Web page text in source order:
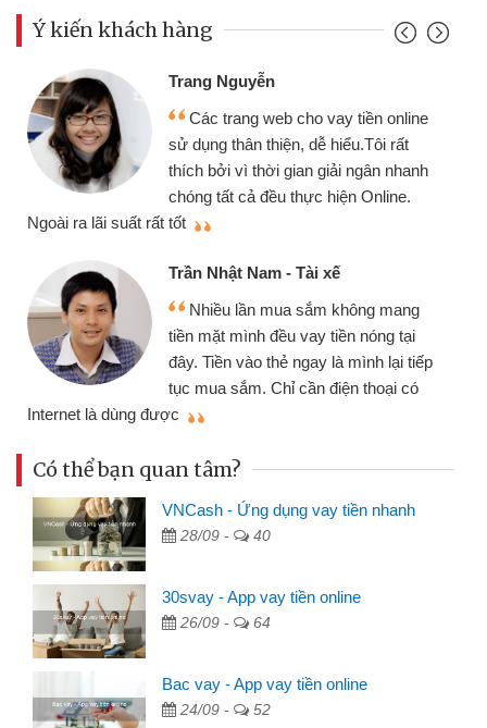
Ý kiến khách hàng
Trang Nguyễn
Các trang web cho vay tiền online
sử dụng thân thiện, dễ hiểu.Tôi rất
thích bởi vì thời gian giải ngân nhanh
chóng tất cả đều thực hiện Online.
Ngoài ra lãi suất rất tốt
Trần Nhật Nam - Tài xế
Nhiều lần mua sắm không mang
tiền mặt mình đều vay tiền nóng tại
đây. Tiền vào thẻ ngay là mình lại tiếp
tục mua sắm. Chỉ cần điện thoại có
Internet là dùng được
Có thể bạn quan tâm?
VNCash - Ứng dụng vay tiền nhanh
28/09 - 40
30svay - App vay tiền online
26/09 - 64
Bac vay - App vay tiền online
24/09 - 52